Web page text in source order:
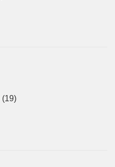
(19)